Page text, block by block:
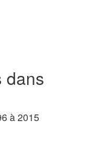
dans
à 2015